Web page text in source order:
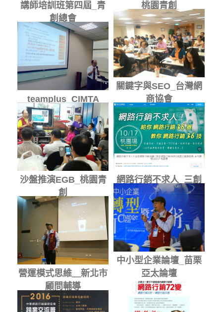
講師培訓班第四屆_青
創總會
桃園青創
關鍵字與SEO_台灣網
商協會
teamplus_CIMTA
沙盤推演EGB_桃園青
創
網路行銷不求人_三創
中小型企業論壇_苗栗
亞太論壇
營運模式思維＿新北市
顧問輔導